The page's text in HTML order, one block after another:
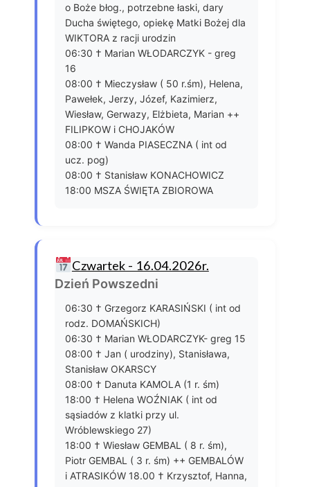
o Boże błog., potrzebne łaski, dary
Ducha świętego, opiekę Matki Bożej dla
WIKTORA z racji urodzin
06:30 † Marian WŁODARCZYK - greg
16
08:00 † Mieczysław ( 50 r.śm), Helena,
Pawełek, Jerzy, Józef, Kazimierz,
Wiesław, Gerwazy, Elżbieta, Marian ++
FILIPKOW i CHOJAKÓW
08:00 † Wanda PIASECZNA ( int od
ucz. pog)
08:00 † Stanisław KONACHOWICZ
18:00 MSZA ŚWIĘTA ZBIOROWA
Czwartek - 16.04.2026r.
Dzień Powszedni
06:30 † Grzegorz KARASIŃSKI ( int od
rodz. DOMAŃSKICH)
06:30 † Marian WŁODARCZYK- greg 15
08:00 † Jan ( urodziny), Stanisława,
Stanisław OKARSCY
08:00 † Danuta KAMOLA (1 r. śm)
18:00 † Helena WOŹNIAK ( int od
sąsiadów z klatki przy ul.
Wróblewskiego 27)
18:00 † Wiesław GEMBAL ( 8 r. śm),
Piotr GEMBAL ( 3 r. śm) ++ GEMBALÓW
i ATRASIKÓW 18.00 † Krzysztof, Hanna,